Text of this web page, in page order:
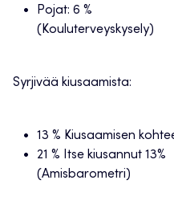
Pojat: 6 %
(Kouluterveyskysely)
Syrjivää kiusaamista:
13 % Kiusaamisen
21 % Itse kiusannut 13%
(Amisbarometri)